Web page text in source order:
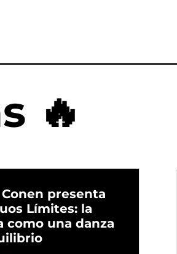
🔥
presenta
Límites: la
como una danza